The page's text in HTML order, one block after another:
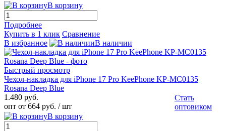
В корзину
Подробнее
Купить в 1 клик Сравнение
В избранное
В наличии
Быстрый просмотр
Чехол-накладка для iPhone 17 Pro KeePhone KP-MC0135
Rosana Deep Blue
1.480 руб.
опт от 664 руб. / шт
Стать
оптовиком
В корзину